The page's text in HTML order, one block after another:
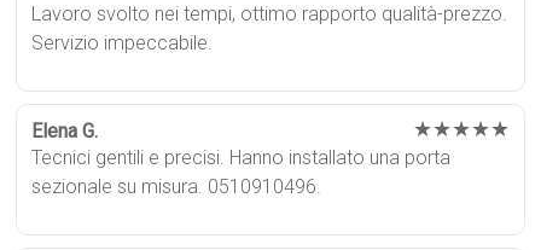
Lavoro svolto nei tempi, ottimo rapporto qualità-prezzo.
Servizio impeccabile.
Elena G. ★★★★★
Tecnici gentili e precisi. Hanno installato una porta
sezionale su misura. 0510910496.